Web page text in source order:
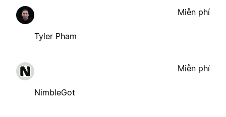
Tyler Pham
Miễn phí
NimbleGot
Miễn phí